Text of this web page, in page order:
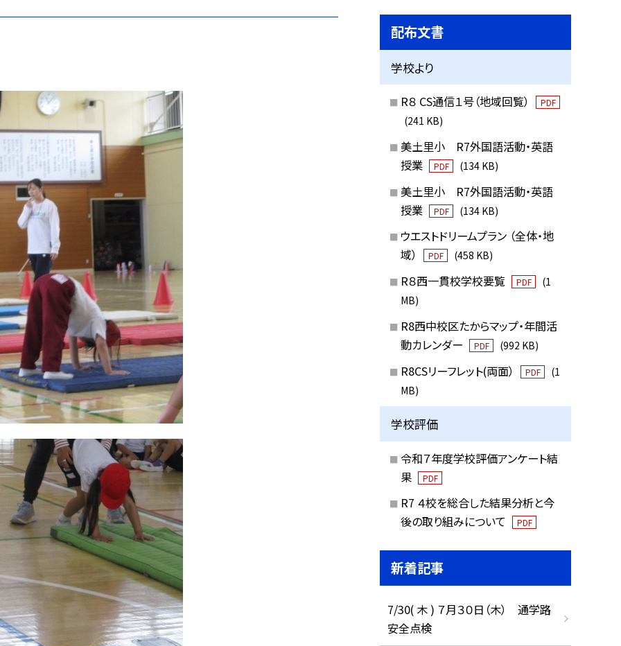
配布文書
学校より
R８ CS通信１号（地域回覧） PDF
(241 KB)
美土里小 R7外国語活動・英語
授業
PDF (134 KB)
美土里小 R7外国語活動・英語
授業
PDF (134 KB)
ウエストドリームプラン （全体・地
域）
PDF (458 KB)
R８西一貫校学校要覧 PDF
(1
MB)
R8西中校区たからマップ・年間活
動カレンダー
PDF (992 KB)
R8CSリーフレット(両面） PDF
(1
MB)
学校評価
令和７年度学校評価アンケート結
果
PDF
R7 ４校を総合した結果分析と今
後の取り組みについて
PDF
新着記事
7/30( 木 ) ７月３０日（木） 通学路
安全点検